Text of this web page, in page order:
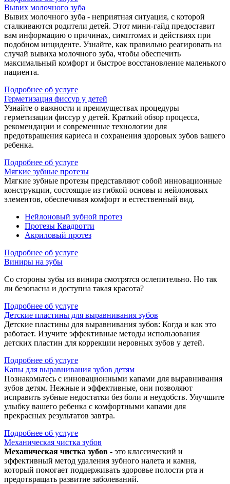
Вывих молочного зуба
Вывих молочного зуба - неприятная ситуация, с которой
сталкиваются родители детей. Этот мини-гайд предоставит
вам информацию о причинах, симптомах и действиях при
подобном инциденте. Узнайте, как правильно реагировать на
случай вывиха молочного зуба, чтобы обеспечить
максимальный комфорт и быстрое восстановление маленького
пациента.
Подробнее об услуге
Герметизация фиссур у детей
Узнайте о важности и преимуществах процедуры
герметизации фиссур у детей. Краткий обзор процесса,
рекомендации и современные технологии для
предотвращения кариеса и сохранения здоровых зубов вашего
ребенка.
Подробнее об услуге
Мягкие зубные протезы
Мягкие зубные протезы представляют собой инновационные
конструкции, состоящие из гибкой основы и нейлоновых
элементов, обеспечивая комфорт и естественный вид.
Нейлоновый зубной протез
Протезы Квадротти
Акриловый протез
Подробнее об услуге
Виниры на зубы
Со стороны зубы из винира смотрятся ослепительно. Но так
ли безопасна и доступна такая красота?
Подробнее об услуге
Детские пластины для выравнивания зубов
Детские пластины для выравнивания зубов: Когда и как это
работает. Изучите эффективные методы использования
детских пластин для коррекции неровных зубов у детей.
Подробнее об услуге
Капы для выравнивания зубов детям
Познакомьтесь с инновационными капами для выравнивания
зубов детям. Нежные и эффективные, они позволяют
исправить зубные недостатки без боли и неудобств. Улучшите
улыбку вашего ребенка с комфортными капами для
прекрасных результатов завтра.
Подробнее об услуге
Механическая чистка зубов
Механическая чистка зубов - это классический и
эффективный метод удаления зубного налета и камня,
который помогает поддерживать здоровье полости рта и
предотвращать развитие заболеваний.